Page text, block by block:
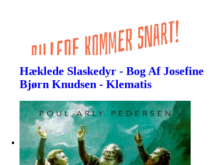
Hæklede Slaskedyr - Bog Af Josefine
Bjørn Knudsen - Klematis